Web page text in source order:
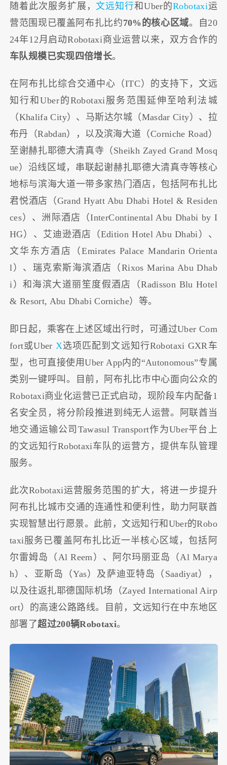
随着此次服务扩展，文远知行和Uber的Robotaxi运
营范围现已覆盖阿布扎比约70%的核心区域。自20
24年12月启动Robotaxi商业运营以来，双方合作的
车队规模已实现四倍增长。
在阿布扎比综合交通中心（ITC）的支持下，文远
知行和Uber的Robotaxi服务范围延伸至哈利法城
（Khalifa City）、马斯达尔城（Masdar City）、拉
布丹（Rabdan），以及滨海大道（Corniche Road）
至谢赫扎耶德大清真寺（Sheikh Zayed Grand Mosq
ue）沿线区域，串联起谢赫扎耶德大清真寺等核心
地标与滨海大道一带多家热门酒店，包括阿布扎比
君悦酒店（Grand Hyatt Abu Dhabi Hotel & Residen
ces）、洲际酒店（InterContinental Abu Dhabi by I
HG）、艾迪逊酒店（Edition Hotel Abu Dhabi）、
文华东方酒店（Emirates Palace Mandarin Orienta
l）、瑞克索斯海滨酒店（Rixos Marina Abu Dhab
i）和海滨大道丽笙度假酒店（Radisson Blu Hotel
& Resort, Abu Dhabi Corniche）等。
即日起，乘客在上述区域出行时，可通过Uber Com
fort或Uber X选项匹配到文远知行Robotaxi GXR车
型，也可直接使用Uber App内的“Autonomous”专属
类别一键呼叫。目前，阿布扎比市中心面向公众的
Robotaxi商业化运营已正式启动，现阶段车内配备1
名安全员，将分阶段推进到纯无人运营。阿联酋当
地交通运输公司Tawasul Transport作为Uber平台上
的文远知行Robotaxi车队的运营方，提供车队管理
服务。
此次Robotaxi运营服务范围的扩大，将进一步提升
阿布扎比城市交通的连通性和便利性，助力阿联酋
实现智慧出行愿景。此前，文远知行和Uber的Robo
taxi服务已覆盖阿布扎比近一半核心区域，包括阿
尔雷姆岛（Al Reem）、阿尔玛丽亚岛（Al Marya
h）、亚斯岛（Yas）及萨迪亚特岛（Saadiyat），
以及往返扎耶德国际机场（Zayed International Airp
ort）的高速公路路线。目前，文远知行在中东地区
部署了超过200辆Robotaxi。